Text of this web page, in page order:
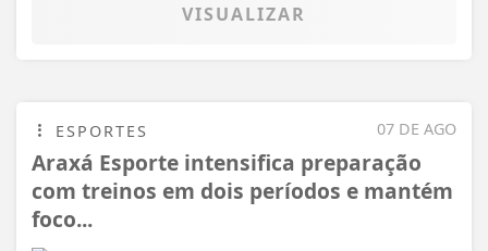
VISUALIZAR
07 DE AGO
ESPORTES
Araxá Esporte intensifica preparação
com treinos em dois períodos e mantém
foco...